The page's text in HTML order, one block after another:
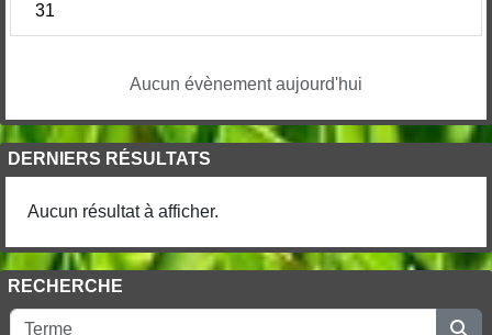
31
Aucun évènement aujourd'hui
DERNIERS RÉSULTATS
Aucun résultat à afficher.
RECHERCHE